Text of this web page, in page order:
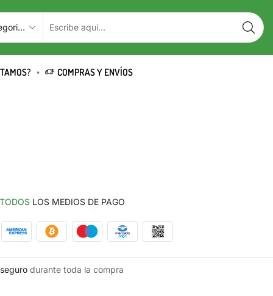
COMPRAS Y ENVÍOS
TODOS LOS MEDIOS DE PAGO
segurodurante toda la compra